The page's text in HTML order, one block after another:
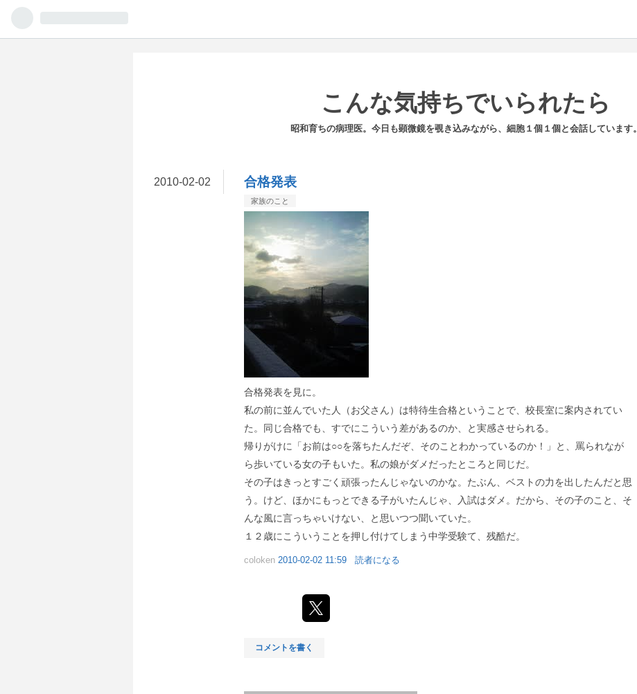
こんな気持ちでいられたら
昭和育ちの病理医。今日も顕微鏡を覗き込みながら、細胞１個１個と会話しています。
2010-02-02 合格発表
家族のこと
合格発表を見に。
私の前に並んでいた人（お父さん）は特待生合格ということで、校長室に案内されてい
た。同じ合格でも、すでにこういう差があるのか、と実感させられる。
帰りがけに「お前は○○を落ちたんだぞ、そのことわかっているのか！」と、罵られなが
ら歩いている女の子もいた。私の娘がダメだったところと同じだ。
その子はきっとすごく頑張ったんじゃないのかな。たぶん、ベストの力を出したんだと思
う。けど、ほかにもっとできる子がいたんじゃ、入試はダメ。だから、その子のこと、そ
んな風に言っちゃいけない、と思いつつ聞いていた。
１２歳にこういうことを押し付けてしまう中学受験て、残酷だ。
coloken 2010-02-02 11:59 読者になる
コメントを書く